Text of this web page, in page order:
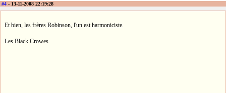
#4 - 13-11-2008 22:19:28
Et bien, les frères Robinson, l'un est harmoniciste.
Les Black Crowes